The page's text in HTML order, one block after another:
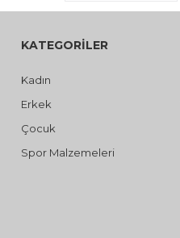
KATEGORİLER
Kadın
Erkek
Çocuk
Spor Malzemeleri